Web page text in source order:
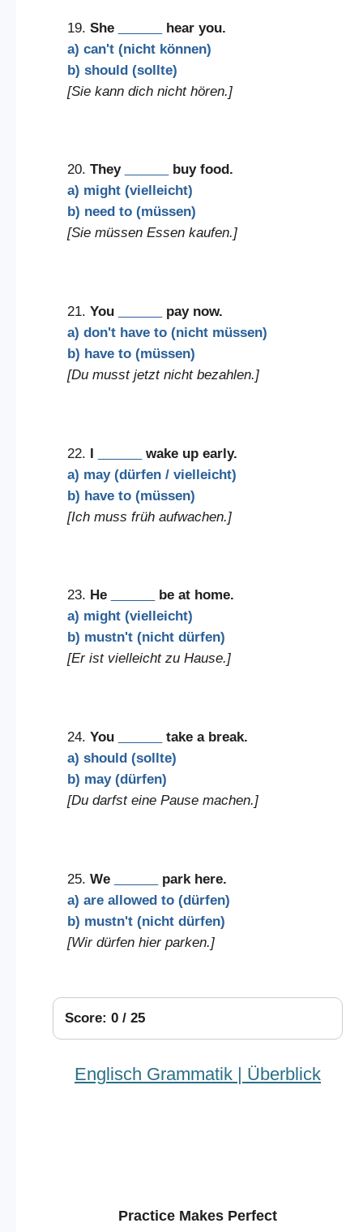
19. She
hear you.
a) can't (nicht können)
b) should (sollte)
[Sie kann dich nicht hören.]
20. They
buy food.
a) might (vielleicht)
b) need to (müssen)
[Sie müssen Essen kaufen.]
21. You
pay now.
a) don't have to (nicht müssen)
b) have to (müssen)
[Du musst jetzt nicht bezahlen.]
22. I
wake up early.
a) may (dürfen / vielleicht)
b) have to (müssen)
[Ich muss früh aufwachen.]
23. He
be at home.
a) might (vielleicht)
b) mustn't (nicht dürfen)
[Er ist vielleicht zu Hause.]
24. You
take a break.
a) should (sollte)
b) may (dürfen)
[Du darfst eine Pause machen.]
25. We
park here.
a) are allowed to (dürfen)
b) mustn't (nicht dürfen)
[Wir dürfen hier parken.]
Score: 0 / 25
Englisch Grammatik | Überblick
Practice Makes Perfect